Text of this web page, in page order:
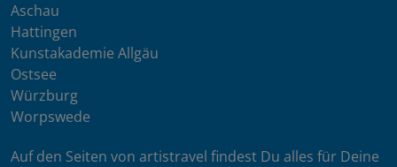
Aschau
Hattingen
Kunstakademie Allgäu
Ostsee
Würzburg
Worpswede
Auf den Seiten von artistravel findest Du alles für Deine